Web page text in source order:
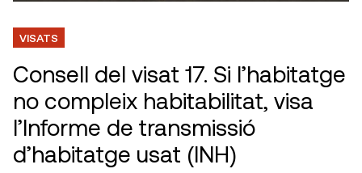
VISATS
Consell del visat 17. Si l’habitatge
no compleix habitabilitat, visa
l’Informe de transmissió
d’habitatge usat (INH)